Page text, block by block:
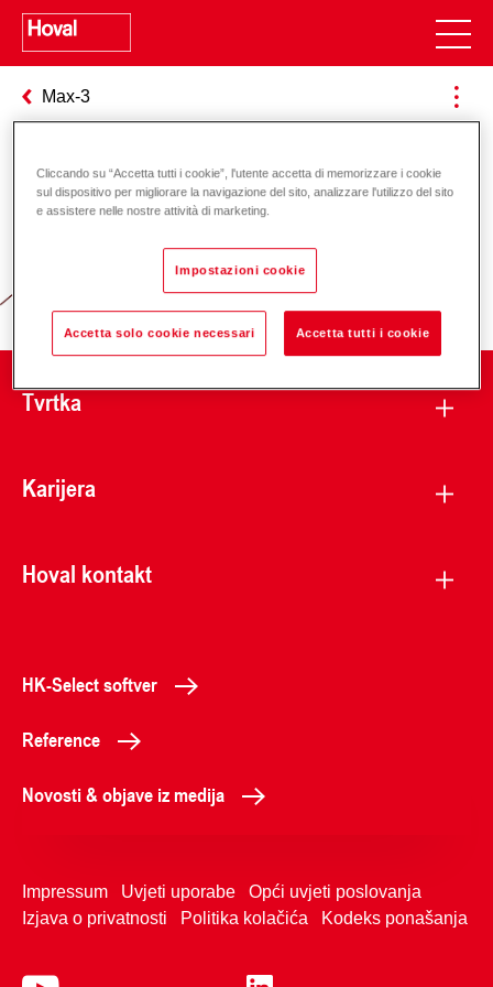
Max-3
Odgovornost za energiju i okoliš
Tvrtka
Karijera
Hoval kontakt
HK-Select softver
Reference
Novosti & objave iz medija
Impressum Uvjeti uporabe
Opći uvjeti poslovanja
Izjava o privatnosti
Politika kolačića Kodeks ponašanja
Cliccando su “Accetta tutti i cookie”, l'utente accetta di memorizzare i cookie
sul dispositivo per migliorare la navigazione del sito, analizzare l'utilizzo del sito
e assistere nelle nostre attività di marketing.
Impostazioni cookie
Accetta solo cookie necessari Accetta tutti i cookie